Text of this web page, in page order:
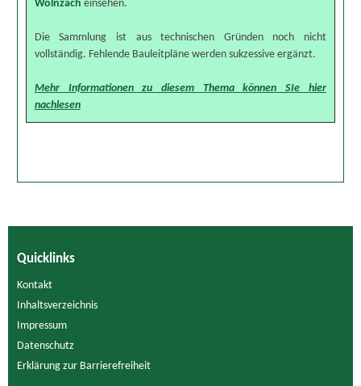
Wolnzach einsehen.
Die Sammlung ist aus technischen Gründen noch nicht
vollständig. Fehlende Bauleitpläne werden sukzessive ergänzt.
Mehr Informationen zu diesem Thema können SIe hier
nachlesen
Quicklinks
Kontakt
Inhaltsverzeichnis
Impressum
Datenschutz
Erklärung zur Barrierefreiheit